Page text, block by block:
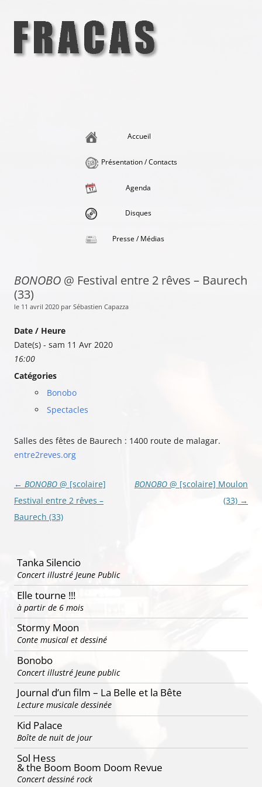
contenu
Accueil
Présentation / Contacts
Agenda
Disques
Presse / Médias
BONOBO @ Festival entre 2 rêves – Baurech
(33)
le 11 avril 2020 par Sébastien Capazza
Date / Heure
Date(s) - sam 11 Avr 2020
16:00
Catégories
Bonobo
Spectacles
Salles des fêtes de Baurech : 1400 route de malagar.
entre2reves.org
Navigation
des
articles
← BONOBO @ [scolaire]
Festival entre 2 rêves –
Baurech (33)
BONOBO @ [scolaire] Moulon
(33) →
Tanka Silencio
Concert illustré Jeune Public
Elle tourne !!!
à partir de 6 mois
Stormy Moon
Conte musical et dessiné
Bonobo
Concert illustré Jeune public
Journal d’un film – La Belle et la Bête
Lecture musicale dessinée
Kid Palace
Boîte de nuit de jour
Sol Hess
& the Boom Boom Doom Revue
Concert dessiné rock